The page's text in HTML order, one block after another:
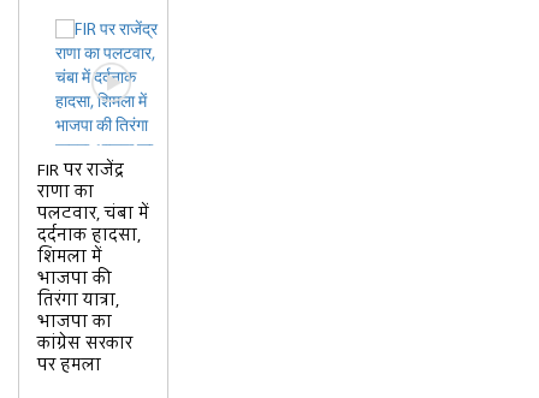
FIR पर राजेंद्र
राणा का
पलटवार, चंबा में
दर्दनाक हादसा,
शिमला में
भाजपा की
तिरंगा यात्रा,
भाजपा का
कांग्रेस सरकार
पर हमला